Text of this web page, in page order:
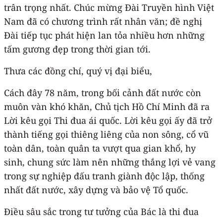
trân trọng nhất. Chúc mừng Đài Truyền hình Việt
Nam đã có chương trình rất nhân văn; đề nghị
Đài tiếp tục phát hiện lan tỏa nhiều hơn những
tấm gương đẹp trong thời gian tới.
Thưa các đồng chí, quý vị đại biểu,
Cách đây 78 năm, trong bối cảnh đất nước còn
muôn vàn khó khăn, Chủ tịch Hồ Chí Minh đã ra
Lời kêu gọi Thi đua ái quốc. Lời kêu gọi ấy đã trở
thành tiếng gọi thiêng liêng của non sông, cổ vũ
toàn dân, toàn quân ta vượt qua gian khổ, hy
sinh, chung sức làm nên những thắng lợi vẻ vang
trong sự nghiệp đấu tranh giành độc lập, thống
nhất đất nước, xây dựng và bảo vệ Tổ quốc.
Điều sâu sắc trong tư tưởng của Bác là thi đua